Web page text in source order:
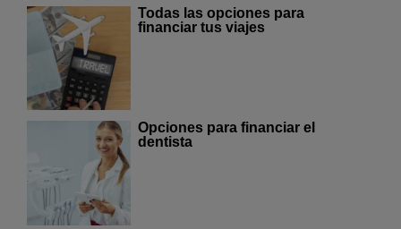
Todas las opciones para
financiar tus viajes
Opciones para financiar el
dentista